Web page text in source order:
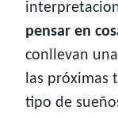
pensar en
conllevan
las próximas
tipo de